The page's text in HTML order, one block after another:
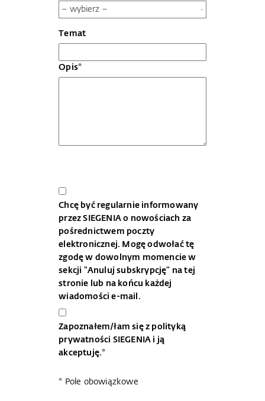
Temat
Opis*
Chcę być regularnie informowany
przez SIEGENIA o nowościach za
pośrednictwem poczty
elektronicznej. Mogę odwołać tę
zgodę w dowolnym momencie w
sekcji "Anuluj subskrypcję" na tej
stronie lub na końcu każdej
wiadomości e-mail.
Zapoznałem/łam się z polityką
prywatności SIEGENIA i ją
akceptuję.*
* Pole obowiązkowe